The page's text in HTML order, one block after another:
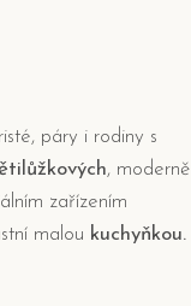
páry i rodiny s
, moderně
zařízením
malou kuchyňkou.